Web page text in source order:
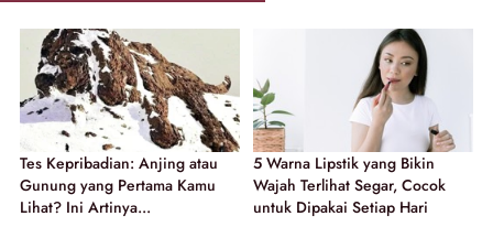
Tes Kepribadian: Anjing atau
Gunung yang Pertama Kamu
Lihat? Ini Artinya...
5 Warna Lipstik yang Bikin
Wajah Terlihat Segar, Cocok
untuk Dipakai Setiap Hari